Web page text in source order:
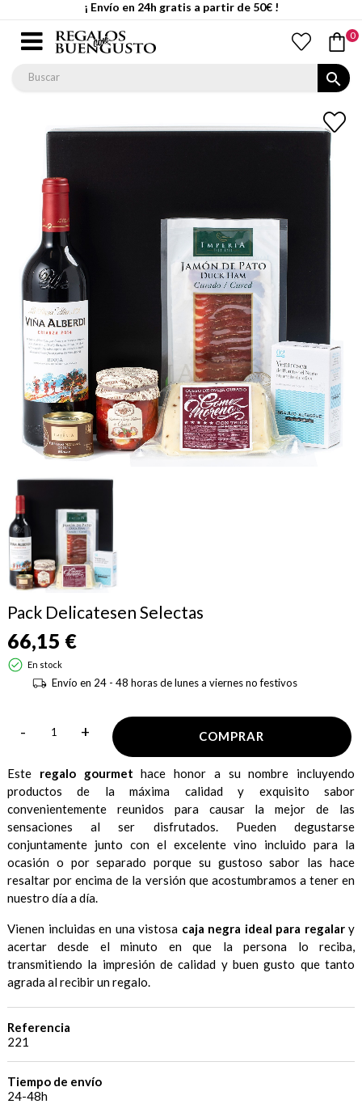
¡ Envío en 24h gratis a partir de 50€ !
0
search
Pack Delicatesen Selectas
66,15 €
En stock
Envío en 24 - 48 horas de lunes a viernes no festivos
- + COMPRAR
Este regalo gourmet hace honor a su nombre incluyendo
productos de la máxima calidad y exquisito sabor
convenientemente reunidos para causar la mejor de las
sensaciones al ser disfrutados. Pueden degustarse
conjuntamente junto con el excelente vino incluido para la
ocasión o por separado porque su gustoso sabor las hace
resaltar por encima de la versión que acostumbramos a tener en
nuestro día a día.
Vienen incluidas en una vistosa caja negra ideal para regalary
acertar desde el minuto en que la persona lo reciba,
transmitiendo la impresión de calidad y buen gusto que tanto
agrada al recibir un regalo.
Referencia
221
Tiempo de envío
24-48h